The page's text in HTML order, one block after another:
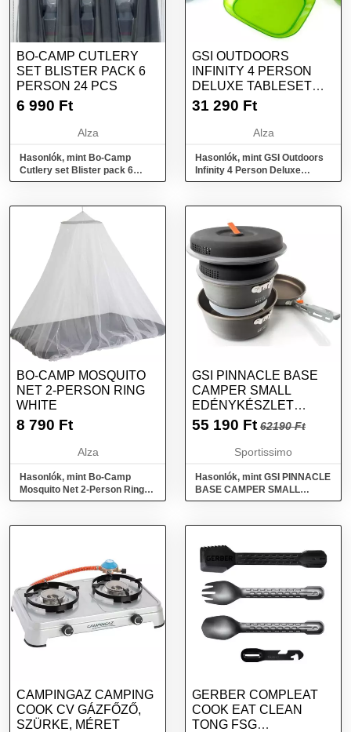
BO-CAMP CUTLERY
SET BLISTER PACK 6
PERSON 24 PCS
6 990 Ft
Alza
Hasonlók, mint Bo-Camp
Cutlery set Blister pack 6
person 24 pcs
GSI OUTDOORS
INFINITY 4 PERSON
DELUXE TABLESET
MULTICOLOR
31 290 Ft
Alza
Hasonlók, mint GSI Outdoors
Infinity 4 Person Deluxe
Tableset Multicolor
BO-CAMP MOSQUITO
NET 2-PERSON RING
WHITE
8 790 Ft
Alza
Hasonlók, mint Bo-Camp
Mosquito Net 2-Person Ring
white
GSI PINNACLE BASE
CAMPER SMALL
EDÉNYKÉSZLET
KEMPINGEZÉSHEZ,
MÉRET
55 190 Ft 62190 Ft
Sportissimo
Hasonlók, mint GSI PINNACLE
BASE CAMPER SMALL
Edénykészlet
méret
CAMPINGAZ CAMPING
COOK CV GÁZFŐZŐ,
SZÜRKE, MÉRET
GERBER COMPLEAT
COOK EAT CLEAN
TONG FSG